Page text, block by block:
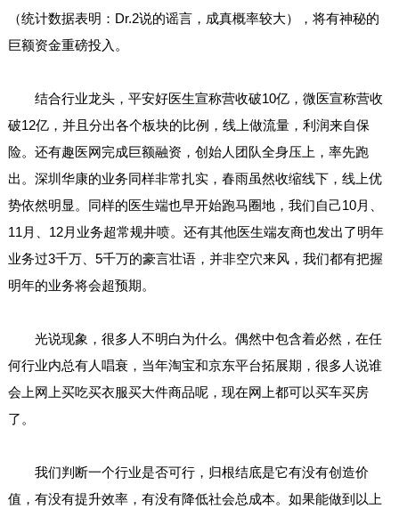
（统计数据表明：Dr.2说的谣言，成真概率较大），将有神秘的
巨额资金重磅投入。
结合行业龙头，平安好医生宣称营收破10亿，微医宣称营收
破12亿，并且分出各个板块的比例，线上做流量，利润来自保
险。还有趣医网完成巨额融资，创始人团队全身压上，率先跑
出。深圳华康的业务同样非常扎实，春雨虽然收缩线下，线上优
势依然明显。同样的医生端也早开始跑马圈地，我们自己10月、
11月、12月业务超常规井喷。还有其他医生端友商也发出了明年
业务过3千万、5千万的豪言壮语，并非空穴来风，我们都有把握
明年的业务将会超预期。
光说现象，很多人不明白为什么。偶然中包含着必然，在任
何行业内总有人唱衰，当年淘宝和京东平台拓展期，很多人说谁
会上网上买吃买衣服买大件商品呢，现在网上都可以买车买房
了。
我们判断一个行业是否可行，归根结底是它有没有创造价
值，有没有提升效率，有没有降低社会总成本。如果能做到以上